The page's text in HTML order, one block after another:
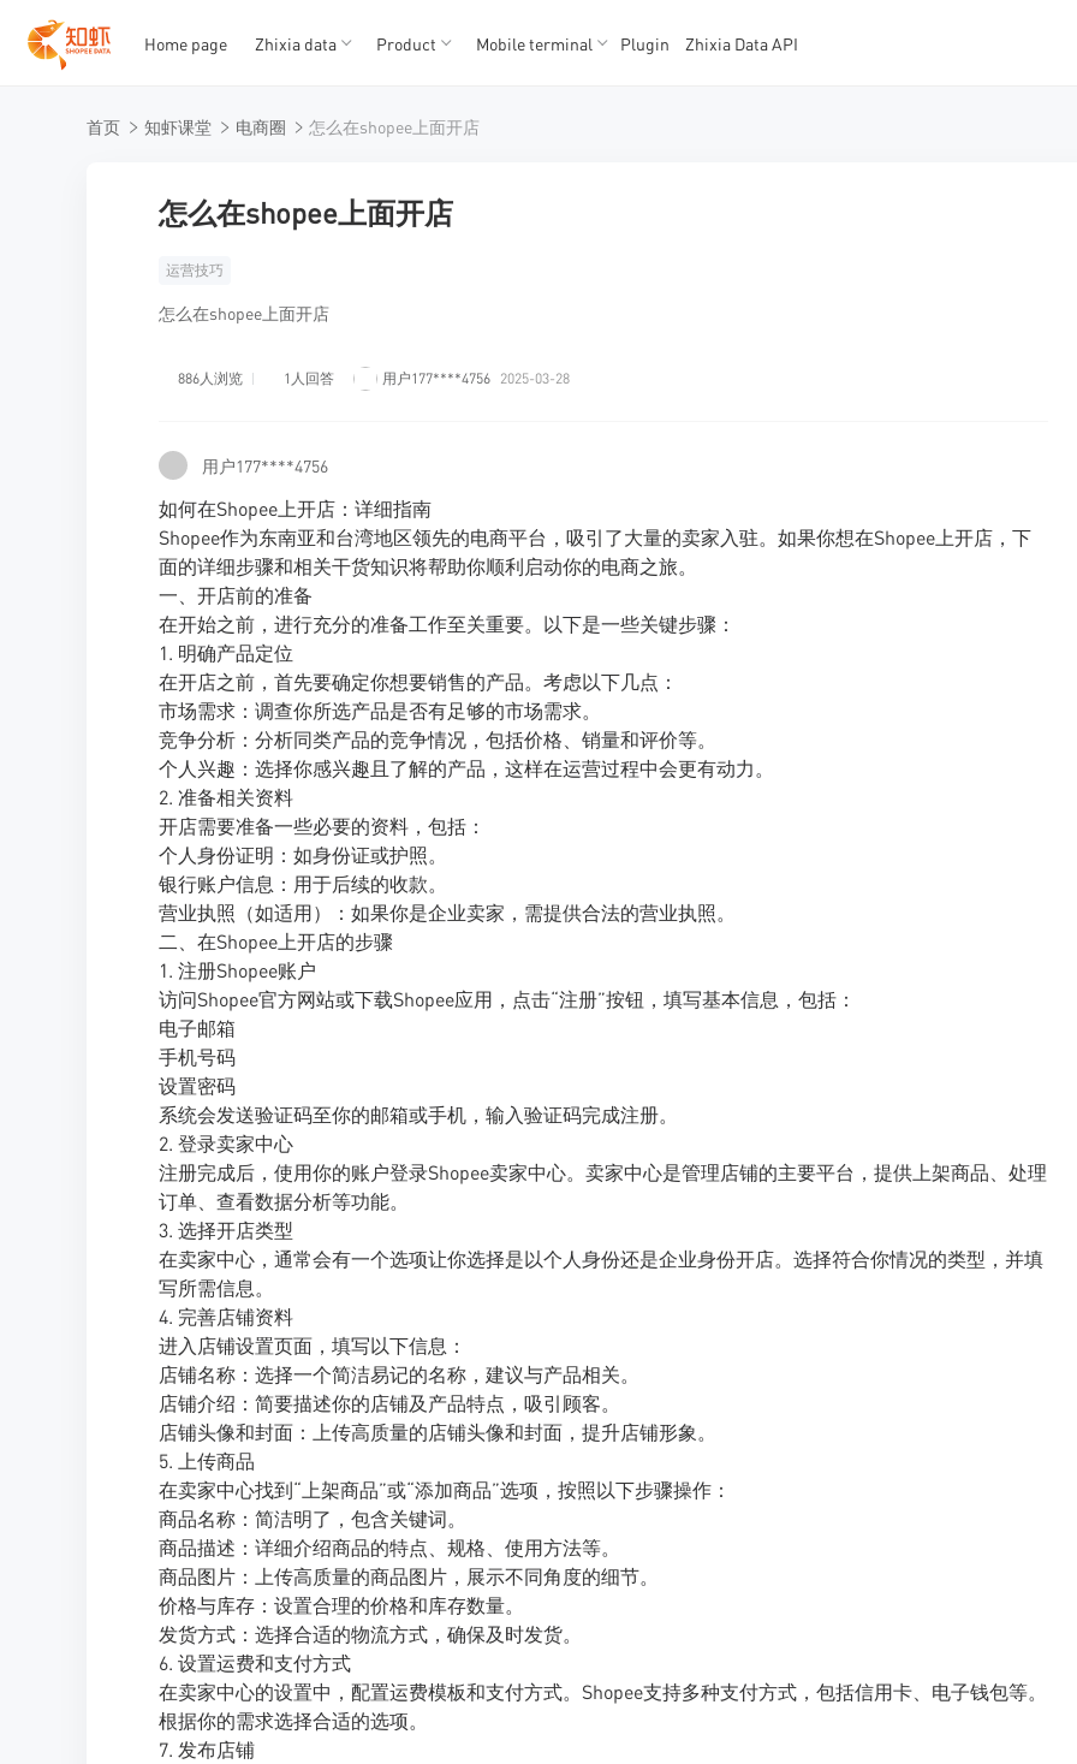
TK数据
TK数据
Home page Zhixia data Product Mobile terminal Plugin Zhixia Data API
首页 知虾课堂 电商圈 怎么在shopee上面开店
怎么在shopee上面开店
运营技巧
怎么在shopee上面开店
886人浏览 1人回答 用户177****4756 2025-03-28
用户177****4756
如何在Shopee上开店：详细指南
Shopee作为东南亚和台湾地区领先的电商平台，吸引了大量的卖家入驻。如果你想在Shopee上开店，下
面的详细步骤和相关干货知识将帮助你顺利启动你的电商之旅。
一、开店前的准备
在开始之前，进行充分的准备工作至关重要。以下是一些关键步骤：
1. 明确产品定位
在开店之前，首先要确定你想要销售的产品。考虑以下几点：
市场需求：调查你所选产品是否有足够的市场需求。
竞争分析：分析同类产品的竞争情况，包括价格、销量和评价等。
个人兴趣：选择你感兴趣且了解的产品，这样在运营过程中会更有动力。
2. 准备相关资料
开店需要准备一些必要的资料，包括：
个人身份证明：如身份证或护照。
银行账户信息：用于后续的收款。
营业执照（如适用）：如果你是企业卖家，需提供合法的营业执照。
二、在Shopee上开店的步骤
1. 注册Shopee账户
访问Shopee官方网站或下载Shopee应用，点击“注册”按钮，填写基本信息，包括：
电子邮箱
手机号码
设置密码
系统会发送验证码至你的邮箱或手机，输入验证码完成注册。
2. 登录卖家中心
注册完成后，使用你的账户登录Shopee卖家中心。卖家中心是管理店铺的主要平台，提供上架商品、处理
订单、查看数据分析等功能。
3. 选择开店类型
在卖家中心，通常会有一个选项让你选择是以个人身份还是企业身份开店。选择符合你情况的类型，并填
写所需信息。
4. 完善店铺资料
进入店铺设置页面，填写以下信息：
店铺名称：选择一个简洁易记的名称，建议与产品相关。
店铺介绍：简要描述你的店铺及产品特点，吸引顾客。
店铺头像和封面：上传高质量的店铺头像和封面，提升店铺形象。
5. 上传商品
在卖家中心找到“上架商品”或“添加商品”选项，按照以下步骤操作：
商品名称：简洁明了，包含关键词。
商品描述：详细介绍商品的特点、规格、使用方法等。
商品图片：上传高质量的商品图片，展示不同角度的细节。
价格与库存：设置合理的价格和库存数量。
发货方式：选择合适的物流方式，确保及时发货。
6. 设置运费和支付方式
在卖家中心的设置中，配置运费模板和支付方式。Shopee支持多种支付方式，包括信用卡、电子钱包等。
根据你的需求选择合适的选项。
7. 发布店铺